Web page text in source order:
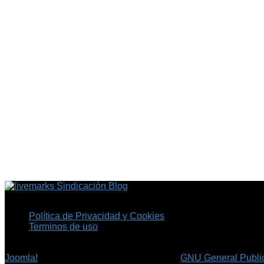
Sindicación Blog
Política de Privacidad y Cookies
Terminos de uso
Joomla!
GNU General